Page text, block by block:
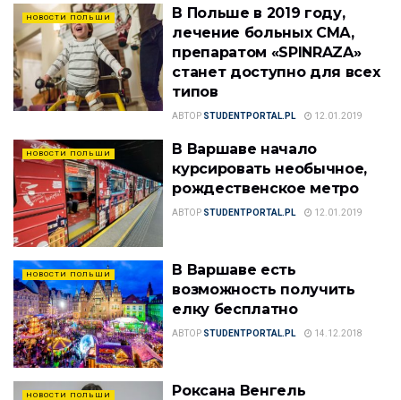
НОВОСТИ ПОЛЬШИ
В Польше в 2019 году,
лечение больных СМА,
препаратом «SPINRAZA»
станет доступно для всех
типов
АВТОР STUDENTPORTAL.PL 12.01.2019
НОВОСТИ ПОЛЬШИ
В Варшаве начало
курсировать необычное,
рождественское метро
АВТОР STUDENTPORTAL.PL 12.01.2019
НОВОСТИ ПОЛЬШИ
В Варшаве есть
возможность получить
елку бесплатно
АВТОР STUDENTPORTAL.PL 14.12.2018
НОВОСТИ ПОЛЬШИ
Роксана Венгель